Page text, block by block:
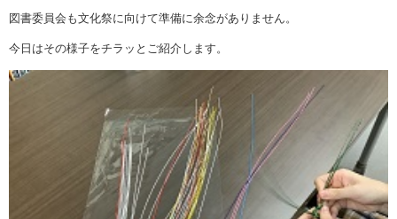
図書委員会も文化祭に向けて準備に余念がありません。
今日はその様子をチラッとご紹介します。